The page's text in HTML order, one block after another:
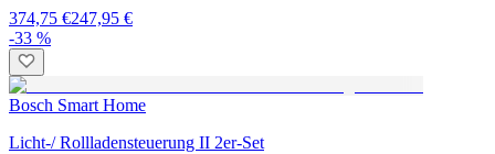
374,75 €247,95 €
-33 %
Bosch Smart Home
Licht-/ Rollladensteuerung II 2er-Set